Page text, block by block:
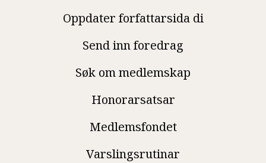
Oppdater forfattarsida di
Send inn foredrag
Søk om medlemskap
Honorarsatsar
Medlemsfondet
Varslingsrutinar